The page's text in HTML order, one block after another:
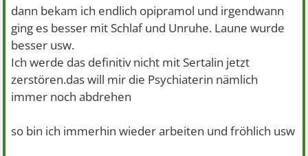
dann bekam ich endlich opipramol und irgendwann
ging es besser mit Schlaf und Unruhe. Laune wurde
besser usw.
Ich werde das definitiv nicht mit Sertalin jetzt
zerstören.das will mir die Psychiaterin nämlich
immer noch abdrehen
so bin ich immerhin wieder arbeiten und fröhlich usw